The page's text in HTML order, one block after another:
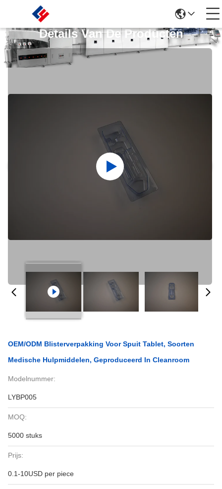
Details Van De Producten
OEM/ODM Blisterverpakking Voor Spuit Tablet, Soorten
Medische Hulpmiddelen, Geproduceerd In Cleanroom
Modelnummer:
LYBP005
MOQ:
5000 stuks
Prijs:
0.1-10USD per piece